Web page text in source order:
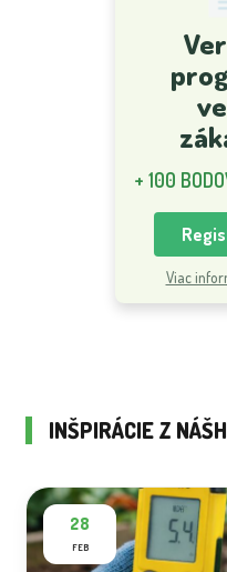
+ 100
Viac
INŠPIRÁCIE Z
28
FEB